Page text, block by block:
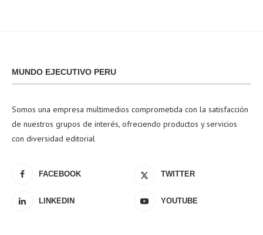
MUNDO EJECUTIVO PERU
Somos una empresa multimedios comprometida con la satisfacción
de nuestros grupos de interés, ofreciendo productos y servicios
con diversidad editorial
FACEBOOK TWITTER
LINKEDIN YOUTUBE